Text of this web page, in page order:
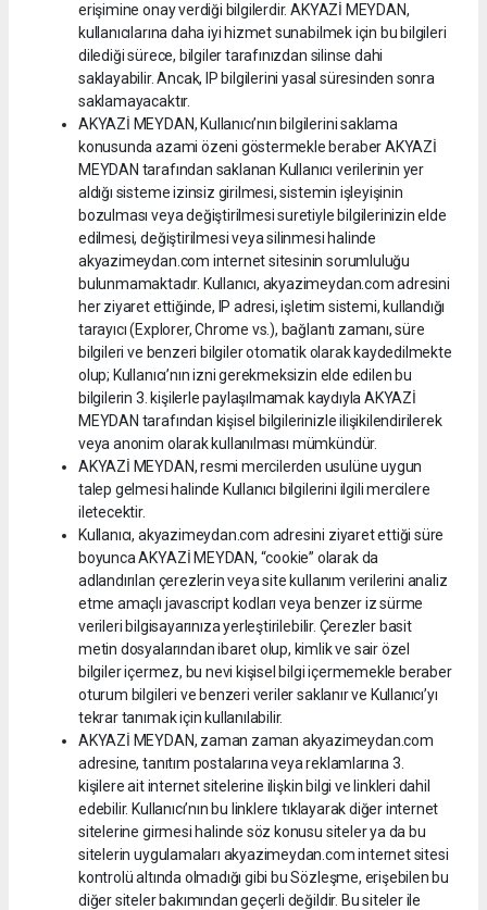
erişimine onay verdiği bilgilerdir. AKYAZİ MEYDAN,
kullanıcılarına daha iyi hizmet sunabilmek için bu bilgileri
dilediği sürece, bilgiler tarafınızdan silinse dahi
saklayabilir. Ancak, IP bilgilerini yasal süresinden sonra
saklamayacaktır.
AKYAZİ MEYDAN, Kullanıcı’nın bilgilerini saklama
konusunda azami özeni göstermekle beraber AKYAZİ
MEYDAN tarafından saklanan Kullanıcı verilerinin yer
aldığı sisteme izinsiz girilmesi, sistemin işleyişinin
bozulması veya değiştirilmesi suretiyle bilgilerinizin elde
edilmesi, değiştirilmesi veya silinmesi halinde
akyazimeydan.com internet sitesinin sorumluluğu
bulunmamaktadır. Kullanıcı, akyazimeydan.com adresini
her ziyaret ettiğinde, IP adresi, işletim sistemi, kullandığı
tarayıcı (Explorer, Chrome vs.), bağlantı zamanı, süre
bilgileri ve benzeri bilgiler otomatik olarak kaydedilmekte
olup; Kullanıcı’nın izni gerekmeksizin elde edilen bu
bilgilerin 3. kişilerle paylaşılmamak kaydıyla AKYAZİ
MEYDAN tarafından kişisel bilgilerinizle ilişikilendirilerek
veya anonim olarak kullanılması mümkündür.
AKYAZİ MEYDAN, resmi mercilerden usulüne uygun
talep gelmesi halinde Kullanıcı bilgilerini ilgili mercilere
iletecektir.
Kullanıcı, akyazimeydan.com adresini ziyaret ettiği süre
boyunca AKYAZİ MEYDAN, “cookie” olarak da
adlandırılan çerezlerin veya site kullanım verilerini analiz
etme amaçlı javascript kodları veya benzer iz sürme
verileri bilgisayarınıza yerleştirilebilir. Çerezler basit
metin dosyalarından ibaret olup, kimlik ve sair özel
bilgiler içermez, bu nevi kişisel bilgi içermemekle beraber
oturum bilgileri ve benzeri veriler saklanır ve Kullanıcı’yı
tekrar tanımak için kullanılabilir.
AKYAZİ MEYDAN, zaman zaman akyazimeydan.com
adresine, tanıtım postalarına veya reklamlarına 3.
kişilere ait internet sitelerine ilişkin bilgi ve linkleri dahil
edebilir. Kullanıcı’nın bu linklere tıklayarak diğer internet
sitelerine girmesi halinde söz konusu siteler ya da bu
sitelerin uygulamaları akyazimeydan.com internet sitesi
kontrolü altında olmadığı gibi bu Sözleşme, erişebilen bu
diğer siteler bakımından geçerli değildir. Bu siteler ile